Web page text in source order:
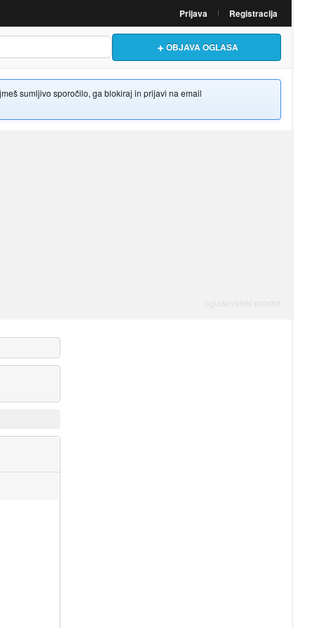
Prijava Registracija
OBJAVA OGLASA
sumljivo sporočilo, ga blokiraj in prijavi na email